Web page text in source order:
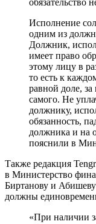
Исполнение
одним из
Должник,
имеет право
этому лицу в
то есть к
равной доле,
самого. Не
должнику,
обязанность,
должника и на
пояснили в
Также редакция
в Министерство
Биртанову и
должны
«При наличии